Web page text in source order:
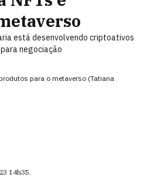
está desenvolvendo criptoativos
negociação
para o metaverso (Tatiana
14h35.